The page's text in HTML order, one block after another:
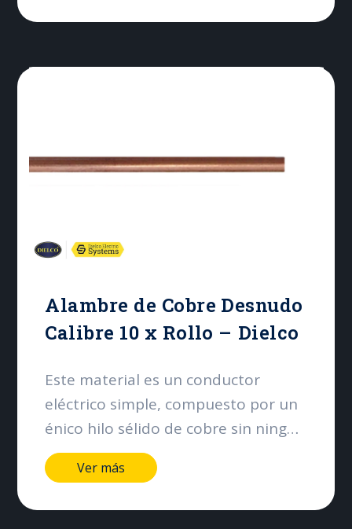
en aplicaciones de conexión a tierra
Alambre de Cobre Desnudo
Calibre 10 x Rollo – Dielco
Este material es un conductor
eléctrico simple, compuesto por un
énico hilo sélido de cobre sin ningén
tipo de aislamiento. Su principal
función es ofrecer un camino de
Ver más